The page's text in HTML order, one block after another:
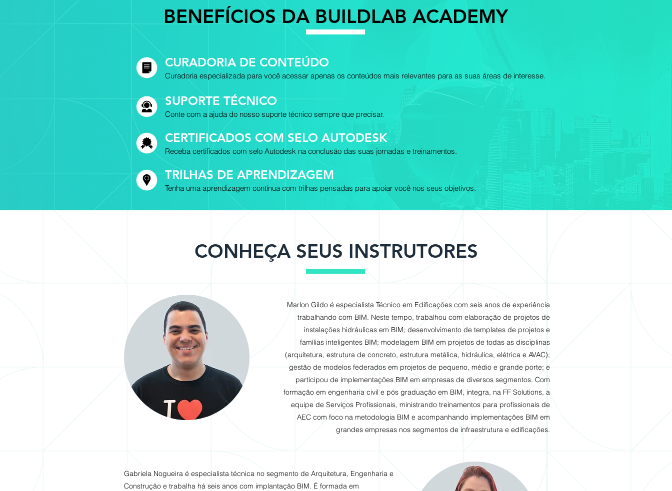
BENEFÍCIOS DA BUILDLAB ACADEMY
CURADORIA DE CONTEÚDO
Curadoria especializada para você acessar apenas os conteúdos mais relevantes para as suas áreas de interesse.
SUPORTE TÉCNICO
Conte com a ajuda do nosso suporte técnico sempre que precisar.
CERTIFICADOS COM SELO AUTODESK
Receba certificados com selo Autodesk na conclusão das suas jornadas e treinamentos.
TRILHAS DE APRENDIZAGEM
Tenha uma aprendizagem contínua com trilhas pensadas para apoiar você nos seus objetivos.
CONHEÇA SEUS INSTRUTORES
Marlon Gildo é especialista Técnico em Edificações com seis anos de experiência
trabalhando com BIM. Neste tempo, trabalhou com elaboração de projetos de
instalações hidráulicas em BIM; desenvolvimento de templates de projetos e
famílias inteligentes BIM; modelagem BIM em projetos de todas as disciplinas
(arquitetura, estrutura de concreto, estrutura metálica, hidráulica, elétrica e AVAC);
gestão de modelos federados em projetos de pequeno, médio e grande porte; e
participou de implementações BIM em empresas de diversos segmentos. Com
formação em engenharia civil e pós graduação em BIM, integra, na FF Solutions, a
equipe de Serviços Profissionais, ministrando treinamentos para profissionais de
AEC com foco na metodologia BIM e acompanhando implementações BIM em
grandes empresas nos segmentos de infraestrutura e edificações.
Gabriela Nogueira é especialista técnica no segmento de Arquitetura, Engenharia e
Construção e trabalha há seis anos com implantação BIM. É formada em